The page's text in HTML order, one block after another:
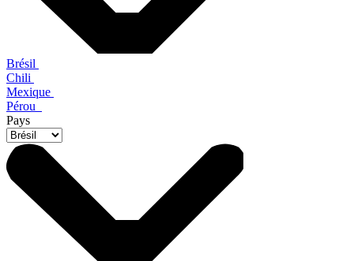
Brésil
Chili
Mexique
Pérou
Pays